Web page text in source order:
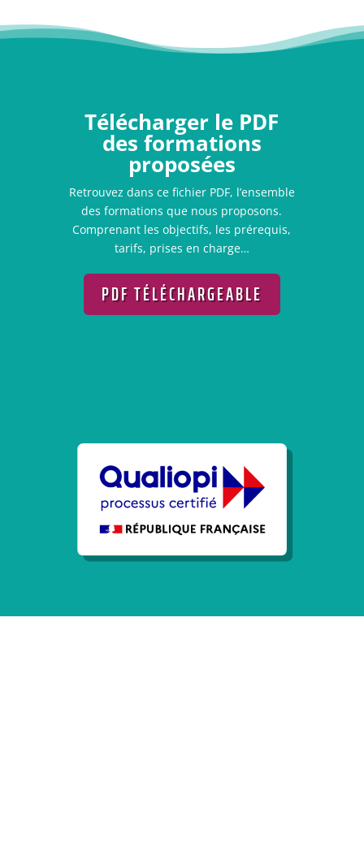
Télécharger le PDF
des formations
proposées
Retrouvez dans ce fichier PDF, l’ensemble
des formations que nous proposons.
Comprenant les objectifs, les prérequis,
tarifs, prises en charge…
PDF TÉLÉCHARGEABLE